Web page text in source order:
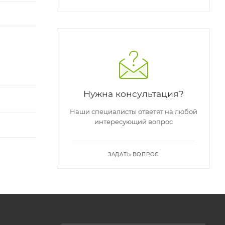
Нужна консультация?
Наши специалисты ответят на любой
интересующий вопрос
ЗАДАТЬ ВОПРОС